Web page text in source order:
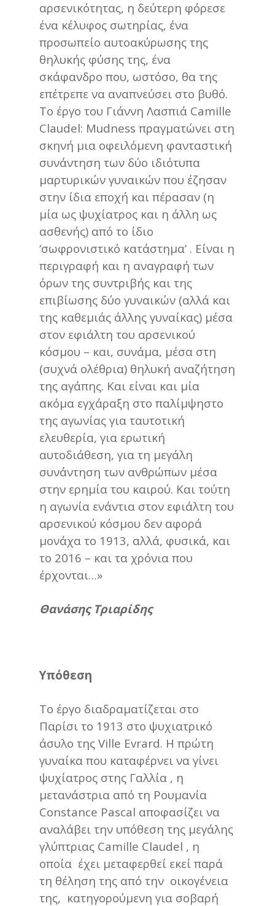
αρσενικότητας, η δεύτερη φόρεσε
ένα κέλυφος σωτηρίας, ένα
προσωπείο αυτοακύρωσης της
θηλυκής φύσης της, ένα
σκάφανδρο που, ωστόσο, θα της
επέτρεπε να αναπνεύσει στο βυθό.
Το έργο του Γιάννη Λασπιά Camille
Claudel: Mudness πραγματώνει στη
σκηνή μια οφειλόμενη φανταστική
συνάντηση των δύο ιδιότυπα
μαρτυρικών γυναικών που έζησαν
στην ίδια εποχή και πέρασαν (η
μία ως ψυχίατρος και η άλλη ως
ασθενής) από το ίδιο
‘σωφρονιστικό κατάστημα’ . Είναι η
περιγραφή και η αναγραφή των
όρων της συντριβής και της
επιβίωσης δύο γυναικών (αλλά και
της καθεμιάς άλλης γυναίκας) μέσα
στον εφιάλτη του αρσενικού
κόσμου – και, συνάμα, μέσα στη
(συχνά ολέθρια) θηλυκή αναζήτηση
της αγάπης. Και είναι και μία
ακόμα εγχάραξη στο παλίμψηστο
της αγωνίας για ταυτοτική
ελευθερία, για ερωτική
αυτοδιάθεση, για τη μεγάλη
συνάντηση των ανθρώπων μέσα
στην ερημία του καιρού. Και τούτη
η αγωνία ενάντια στον εφιάλτη του
αρσενικού κόσμου δεν αφορά
μονάχα το 1913, αλλά, φυσικά, και
το 2016 – και τα χρόνια που
έρχονται…»
Θανάσης Τριαρίδης
Υπόθεση
Το έργο διαδραματίζεται στο
Παρίσι το 1913 στο ψυχιατρικό
άσυλο της Ville Evrard. Η πρώτη
γυναίκα που καταφέρνει να γίνει
ψυχίατρος στης Γαλλία , η
μετανάστρια από τη Ρουμανία
Constance Pascal αποφασίζει να
αναλάβει την υπόθεση της μεγάλης
γλύπτριας Camille Claudel , η
οποία έχει μεταφερθεί εκεί παρά
τη θέληση της από την οικογένεια
της, κατηγορούμενη για σοβαρή